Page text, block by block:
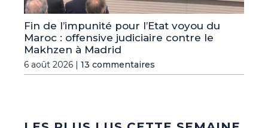
Fin de l’impunité pour l’Etat voyou du
Maroc : offensive judiciaire contre le
Makhzen à Madrid
6 août 2026 | 13 commentaires